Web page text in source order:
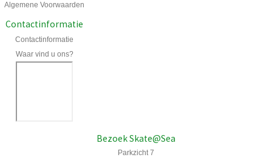
Algemene Voorwaarden
Contactinformatie
Contactinformatie
Waar vind u ons?
Bezoek Skate@Sea
Parkzicht 7